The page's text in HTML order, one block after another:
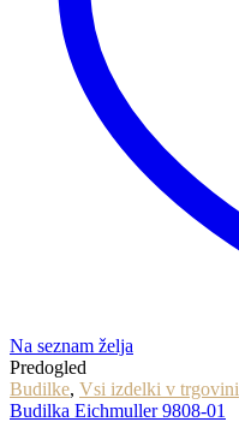
Na seznam želja
Predogled
Budilke, Vsi izdelki v trgovini
Budilka Eichmuller 9808-01